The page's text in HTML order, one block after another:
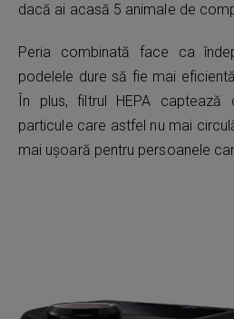
dacă ai acasă 5 animale de
Peria combinată face ca
podelele dure să fie mai
În plus, filtrul HEPA
particule care astfel nu mai
mai ușoară pentru persoanele